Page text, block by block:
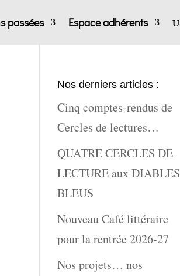
passées Espace adhérents
Nos derniers articles :
Cinq comptes-rendus de
Cercles de lectures…
QUATRE CERCLES DE
LECTURE aux DIABLES
BLEUS
Nouveau Café littéraire
pour la rentrée 2026-27
Nos projets… nos